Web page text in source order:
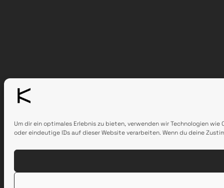
Um dir ein optimales Erlebnis zu bieten, verwenden wir Technologien
oder eindeutige IDs auf dieser Website verarbeiten. Wenn du deine